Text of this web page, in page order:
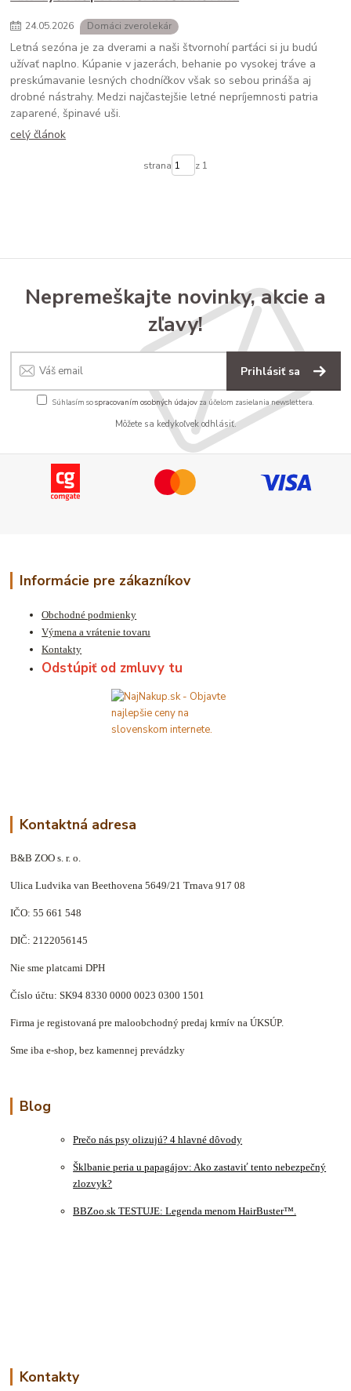
24.05.2026 Domáci zverolekár
Letná sezóna je za dverami a naši štvornohí parťáci si ju budú
užívať naplno. Kúpanie v jazerách, behanie po vysokej tráve a
preskúmavanie lesných chodníčkov však so sebou prináša aj
drobné nástrahy. Medzi najčastejšie letné nepríjemnosti patria
zaparené, špinavé uši.
celý článok
strana z 1
Nepremeškajte novinky, akcie a
zľavy!
Prihlásiť sa
Súhlasím sospracovaním osobných údajov za účelom zasielania newslettera.
Môžete sa kedykoľvek odhlásiť.
Informácie pre zákazníkov
Obchodné podmienky
Výmena a vrátenie tovaru
Kontakty
Odstúpiť od zmluvy tu
Kontaktná adresa
B&B ZOO s. r. o.
Ulica Ludvika van Beethovena 5649/21 Trnava 917 08
IČO: 55 661 548
DIČ: 2122056145
Nie sme platcami DPH
Číslo účtu: SK94 8330 0000 0023 0300 1501
Firma je registovaná pre maloobchodný predaj krmív na ÚKSÚP.
Sme iba e-shop, bez kamennej prevádzky
Blog
Prečo nás psy olizujú? 4 hlavné dôvody
Šklbanie peria u papagájov: Ako zastaviť tento nebezpečný
zlozvyk?
BBZoo.sk TESTUJE: Legenda menom HairBuster™.
Kontakty